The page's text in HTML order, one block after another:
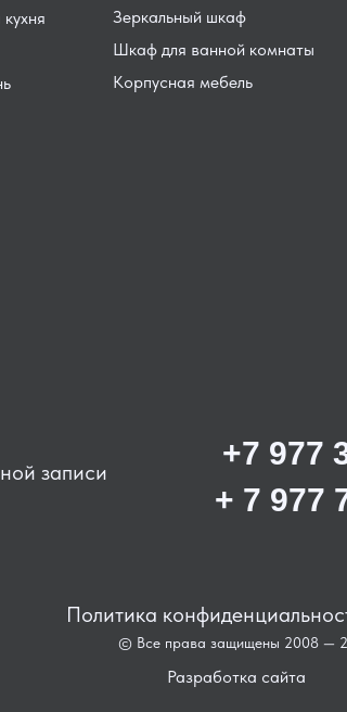
+ 7 977
записи
© Все права защищены 2008 —
Политика
Разработка сайта
+7 977
Шкаф для ванной комнаты
Зеркальный шкаф
Корпусная мебель